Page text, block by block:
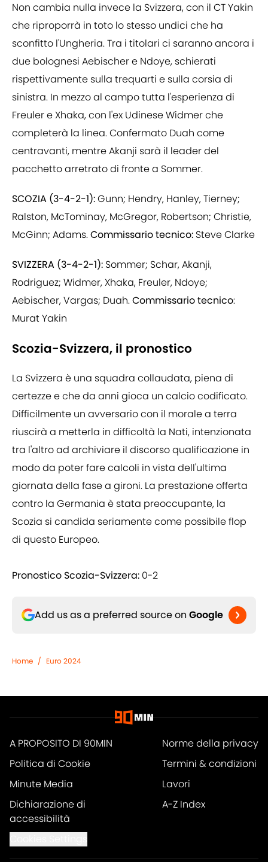
Non cambia nulla invece la Svizzera, con il CT Yakin
che riproporrà in toto lo stesso undici che ha
sconfitto l'Ungheria. Tra i titolari ci saranno ancora i
due bolognesi Aebischer e Ndoye, schierati
rispettivamente sulla trequarti e sulla corsia di
sinistra. In mezzo al campo tutta l'esperienza di
Freuler e Xhaka, con l'ex Udinese Widmer che
completerà la linea. Confermato Duah come
centravanti, mentre Akanji sarà il leader del
pacchetto arretrato di fronte a Sommer.
SCOZIA (3-4-2-1):Gunn; Hendry, Hanley, Tierney;
Ralston, McTominay, McGregor, Robertson; Christie,
McGinn; Adams.Commissario tecnico: Steve Clarke
SVIZZERA (3-4-2-1): Sommer; Schar, Akanji,
Rodriguez; Widmer, Xhaka, Freuler, Ndoye;
Aebischer, Vargas; Duah.Commissario tecnico:
Murat Yakin
Scozia-Svizzera, il pronostico
La Svizzera è una squadra collaudata, piena di
certezze e che da anni gioca un calcio codificato.
Difficilmente un avversario con il morale a terra
riuscirà a metterla in difficoltà la Nati, intenzionata
tra l'altro ad archiviare il discorso qualificazione in
modo da poter fare calcoli in vista dell'ultima
giornata della fase a gironi. La prestazione offerta
contro la Germania è stata preoccupante, la
Scozia si candida seriamente come possibile flop
di questo Europeo.
Pronostico Scozia-Svizzera: 0-2
Add us as a preferred source on Google
Home / Euro 2024
A PROPOSITO DI 90MIN
Norme della privacy
Politica di Cookie
Termini & condizioni
Minute Media
Lavori
Dichiarazione di
accessibilità
A-Z Index